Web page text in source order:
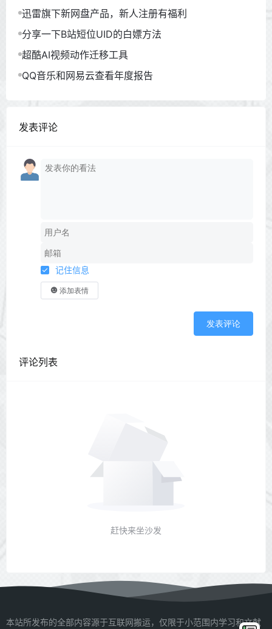
迅雷旗下新网盘产品，新人注册有福利
分享一下B站短位UID的白嫖方法
超酷AI视频动作迁移工具
QQ音乐和网易云查看年度报告
发表评论
记住信息
添加表情
发表评论
评论列表
赶快来坐沙发
本站所发布的全部内容源于互联网搬运，仅限于小范围内学习和文献